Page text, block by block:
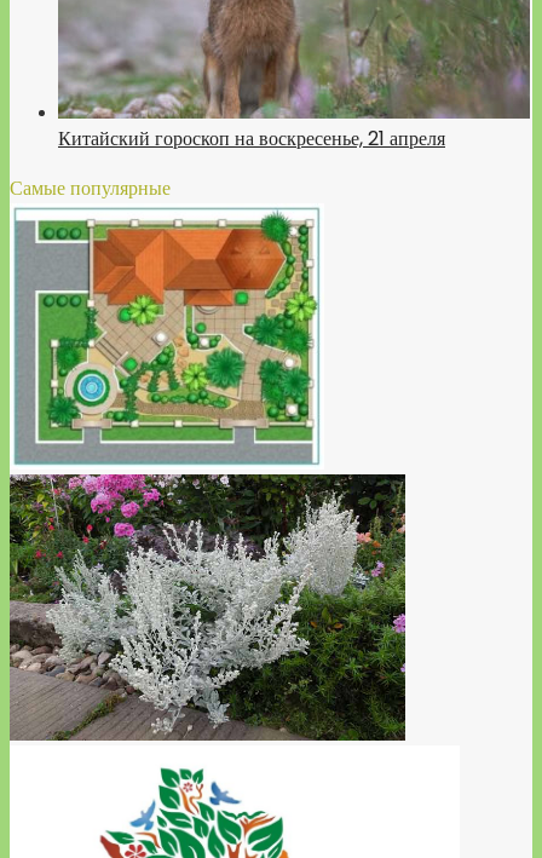
Китайский гороскоп на воскресенье, 21 апреля
Самые популярные